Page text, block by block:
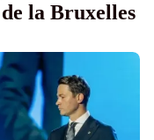
la Bruxelles